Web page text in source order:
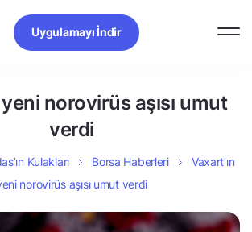
Uygulamayı İndir
yeni norovirüs aşısı umut
verdi
Kulakları Borsa Haberleri
Vaxart’ın
norovirüs aşısı umut verdi